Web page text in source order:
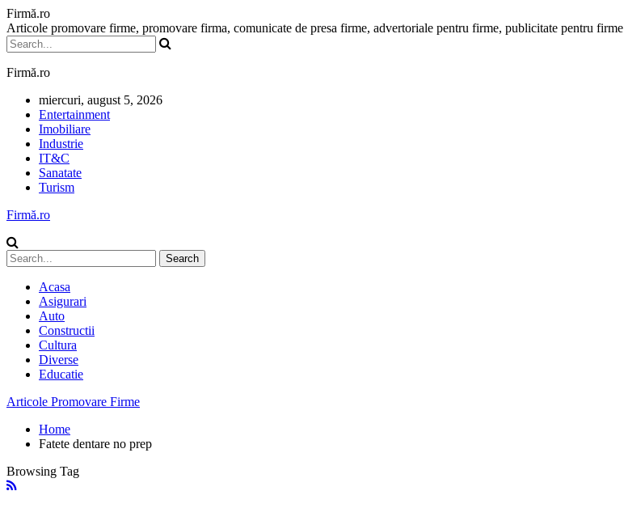
Firmă.ro
Articole promovare firme, promovare firma, comunicate de presa firme, advertoriale pentru firme, publicitate pentru firme
Firmă.ro
miercuri, august 5, 2026
Entertainment
Imobiliare
Industrie
IT&C
Sanatate
Turism
Firmă.ro
Acasa
Asigurari
Auto
Constructii
Cultura
Diverse
Educatie
Articole Promovare Firme
Home
Fatete dentare no prep
Browsing Tag